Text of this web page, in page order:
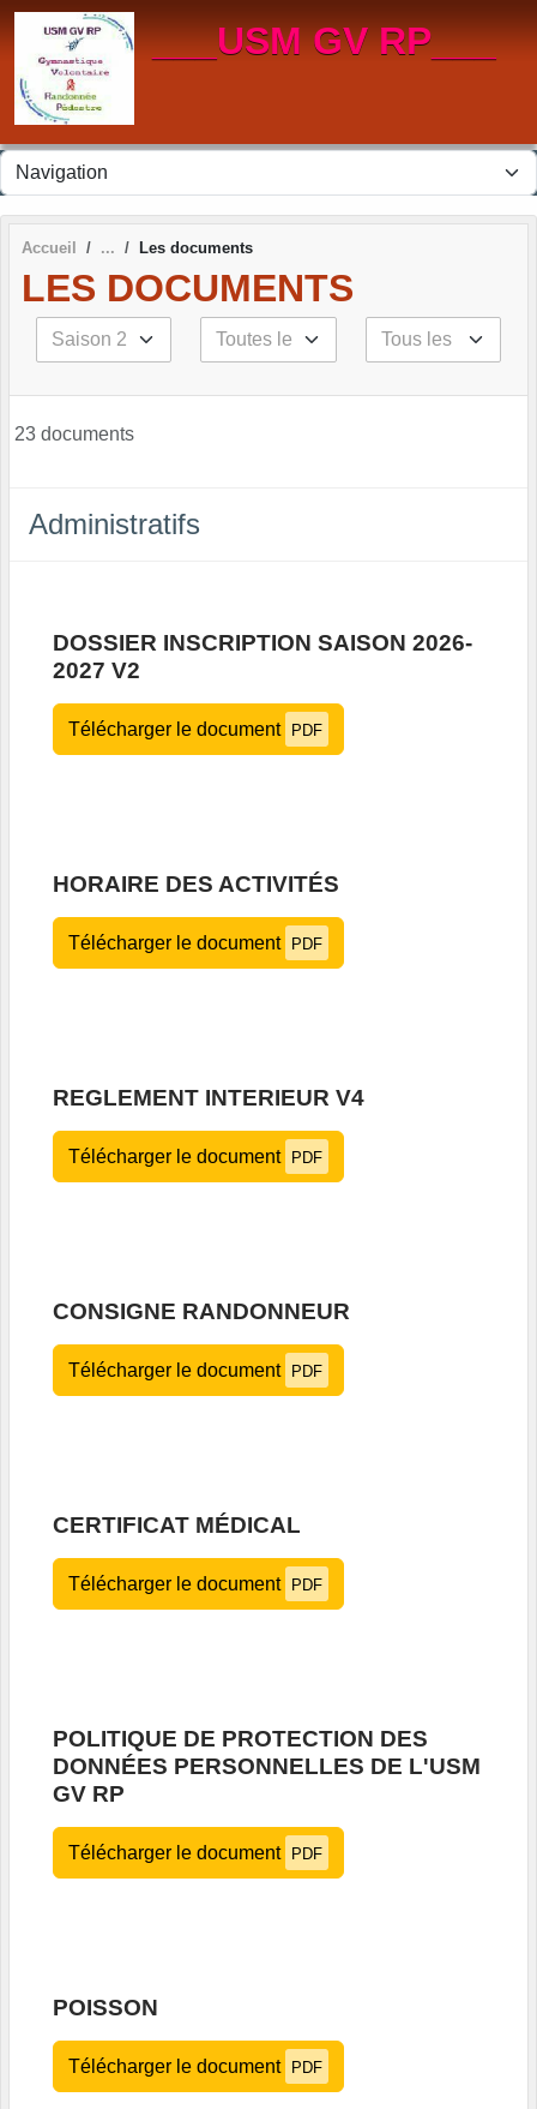
___USM GV RP___
Accueil Les documents
LES DOCUMENTS
23 documents
Administratifs
DOSSIER INSCRIPTION SAISON 2026-
2027 V2
Télécharger le document PDF
HORAIRE DES ACTIVITÉS
Télécharger le document PDF
REGLEMENT INTERIEUR V4
Télécharger le document PDF
CONSIGNE RANDONNEUR
Télécharger le document PDF
CERTIFICAT MÉDICAL
Télécharger le document PDF
POLITIQUE DE PROTECTION DES
DONNÉES PERSONNELLES DE L'USM
GV RP
Télécharger le document PDF
POISSON
Télécharger le document PDF
Panneau de gestion des cookies